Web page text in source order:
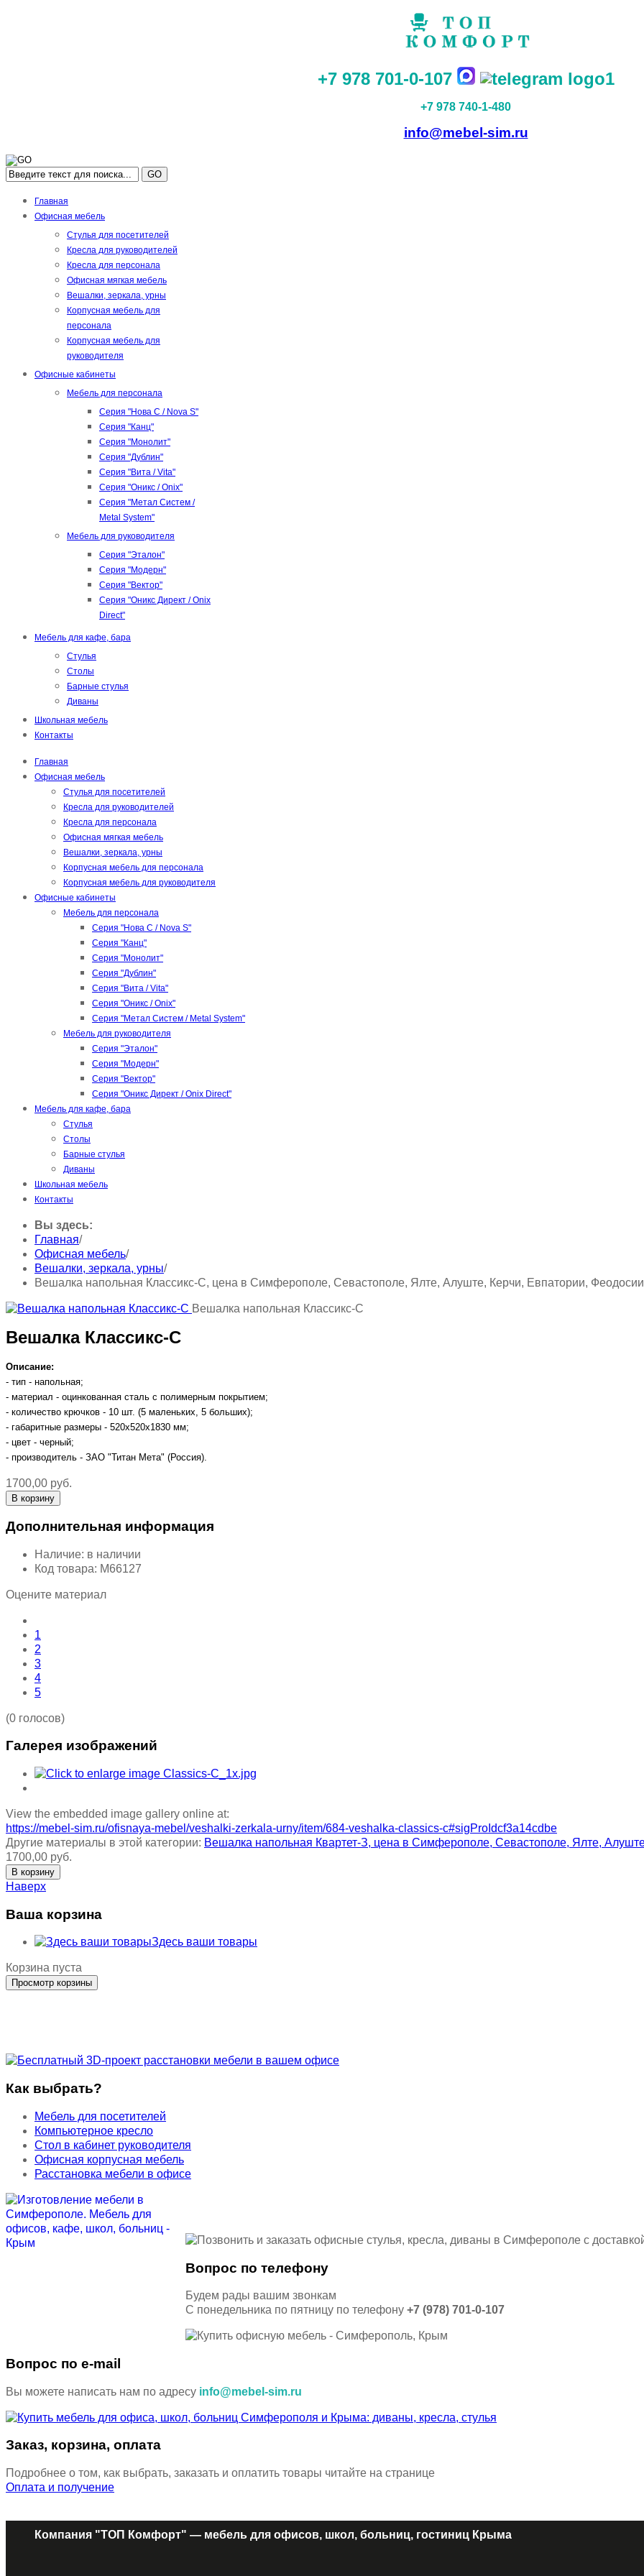
+7 978 701-0-107
+7 978 740-1-480
info@mebel-sim.ru
GO
Главная
Офисная мебель
Стулья для посетителей
Кресла для руководителей
Кресла для персонала
Офисная мягкая мебель
Вешалки, зеркала, урны
Корпусная мебель для
персонала
Корпусная мебель для
руководителя
Офисные кабинеты
Мебель для персонала
Серия "Нова С / Nova S"
Серия "Канц"
Серия "Монолит"
Серия "Дублин"
Серия "Вита / Vita"
Серия "Оникс / Onix"
Серия "Метал Систем /
Metal System"
Мебель для руководителя
Серия "Эталон"
Серия "Модерн"
Серия "Вектор"
Серия "Оникс Директ / Onix
Direct"
Мебель для кафе, бара
Стулья
Столы
Барные стулья
Диваны
Школьная мебель
Контакты
Главная
Офисная мебель
Стулья для посетителей
Кресла для руководителей
Кресла для персонала
Офисная мягкая мебель
Вешалки, зеркала, урны
Корпусная мебель для персонала
Корпусная мебель для руководителя
Офисные кабинеты
Мебель для персонала
Серия "Нова С / Nova S"
Серия "Канц"
Серия "Монолит"
Серия "Дублин"
Серия "Вита / Vita"
Серия "Оникс / Onix"
Серия "Метал Систем / Metal System"
Мебель для руководителя
Серия "Эталон"
Серия "Модерн"
Серия "Вектор"
Серия "Оникс Директ / Onix Direct"
Мебель для кафе, бара
Стулья
Столы
Барные стулья
Диваны
Школьная мебель
Контакты
Вы здесь:
Главная/
Офисная мебель/
Вешалки, зеркала, урны/
Вешалка напольная Классикс-С, цена в Симферополе, Севастополе, Ялте, Алуште, Керчи, Евпатории,
Вешалка напольная Классикс-С
Вешалка Классикс-С
Описание:
- тип - напольная;
- материал - оцинкованная сталь с полимерным покрытием;
- количество крючков - 10 шт. (5 маленьких, 5 больших);
- габаритные размеры - 520х520х1830 мм;
- цвет - черный;
- производитель - ЗАО "Титан Мета" (Россия).
1700,00 руб.
Дополнительная информация
Наличие: в наличии
Код товара: М66127
Оцените материал
1
2
3
4
5
(0 голосов)
Галерея изображений
View the embedded image gallery online at:
https://mebel-sim.ru/ofisnaya-mebel/veshalki-zerkala-urny/item/684-veshalka-classics-c#sigProIdcf3a14cdbe
Другие материалы в этой категории: Вешалка напольная Квартет-З, цена в Симферополе, Севастополе, Ялте,
1700,00 руб.
Наверх
Ваша корзина
Здесь ваши товары
Корзина пуста
Как выбрать?
Мебель для посетителей
Компьютерное кресло
Стол в кабинет руководителя
Офисная корпусная мебель
Расстановка мебели в офисе
Вопрос по телефону
Будем рады вашим звонкам
С понедельника по пятницу по телефону +7 (978) 701-0-107
Вопрос по e-mail
Вы можете написать нам по адресу info@mebel-sim.ru
Заказ, корзина, оплата
Подробнее о том, как выбрать, заказать и оплатить товары читайте на странице
Оплата и получение
Компания "ТОП Комфорт" — мебель для офисов, школ, больниц, гостиниц Крыма